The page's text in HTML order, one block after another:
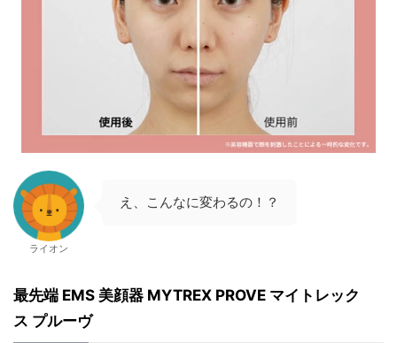
ライオン
え、こんなに変わるの！？
最先端 EMS 美顔器 MYTREX PROVE マイトレック
ス プルーヴ